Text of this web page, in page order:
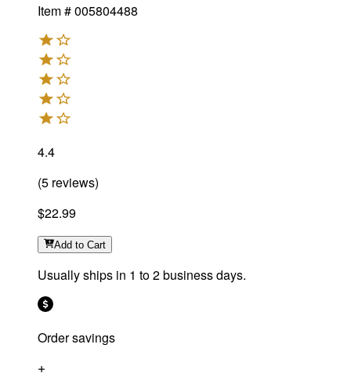
Item #005804488
4.4
(5 reviews)
$22.99
Add to Cart
Usually ships in 1 to 2 business days.
Order savings